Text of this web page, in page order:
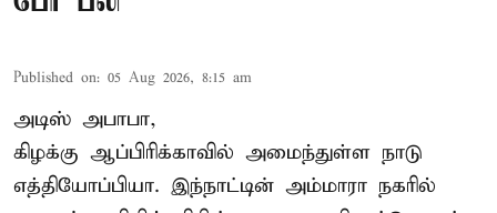
Published on: 05 Aug 2026, 8:15 am
அடிஸ் அபாபா,
கிழக்கு ஆப்பிரிக்காவில் அமைந்துள்ள நாடு
எத்தியோப்பியா. இந்நாட்டின் அம்மாரா நகரில்